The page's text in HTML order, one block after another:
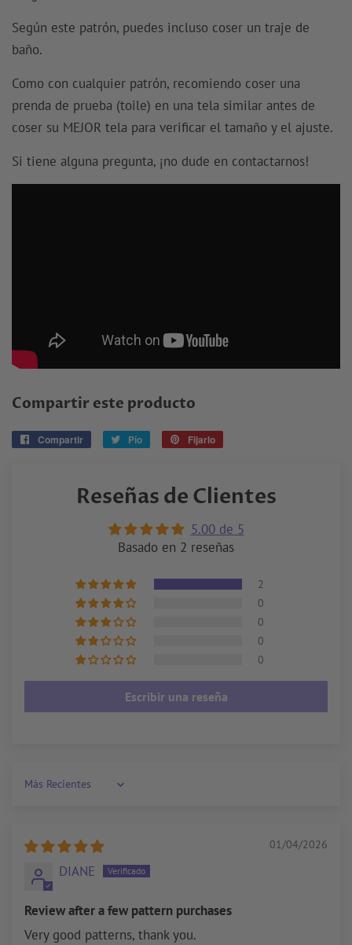
Según este patrón, puedes incluso coser un traje de
baño.
Como con cualquier patrón, recomiendo coser una
prenda de prueba (toile) en una tela similar antes de
coser su MEJOR tela para verificar el tamaño y el ajuste.
Si tiene alguna pregunta, ¡no dude en contactarnos!
Compartir este producto
Compartir
CompartirPío
Tuitear
Fijarlo
Reseñas de Clientes
5.00 de 5
Basado en 2 reseñas
2
0
0
0
0
Escribir una reseña
Sort by
01/04/2026
DIANE
Review after a few pattern purchases
Very good patterns, thank you.